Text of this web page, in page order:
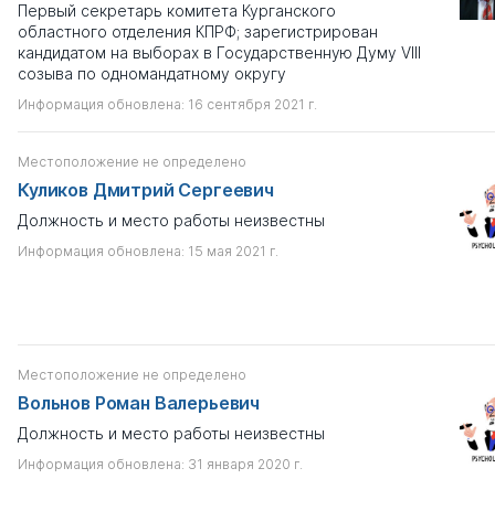
Первый секретарь комитета Курганского
областного отделения КПРФ; зарегистрирован
кандидатом на выборах в Государственную Думу VIII
созыва по одномандатному округу
Информация обновлена: 16 сентября 2021 г.
Местоположение не определено
Куликов Дмитрий Сергеевич
Должность и место работы неизвестны
Информация обновлена: 15 мая 2021 г.
Местоположение не определено
Вольнов Роман Валерьевич
Должность и место работы неизвестны
Информация обновлена: 31 января 2020 г.